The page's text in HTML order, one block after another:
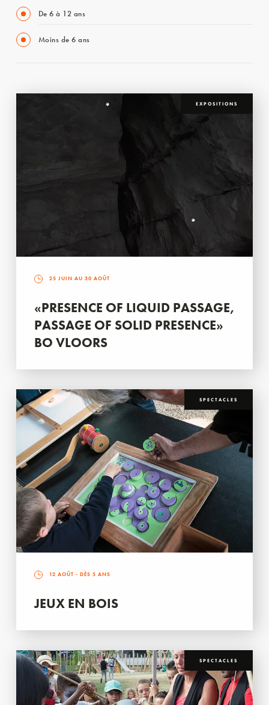
De 6 à 12 ans
Moins de 6 ans
EXPOSITIONS
25 JUIN AU 30 AOÛT
«PRESENCE OF LIQUID PASSAGE,
PASSAGE OF SOLID PRESENCE»
BO VLOORS
SPECTACLES
12 AOÛT - DÈS 5 ANS
JEUX EN BOIS
SPECTACLES